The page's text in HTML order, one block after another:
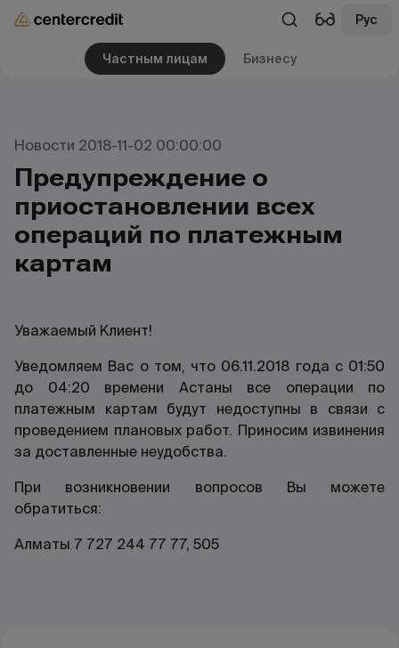
Рус
Частным лицам Бизнесу
Новости 2018-11-02 00:00:00
Предупреждение о
приостановлении всех
операций по платежным
картам
Уважаемый Клиент!
Уведомляем Вас о том, что 06.11.2018 года с 01:50
до 04:20 времени Астаны все операции по
платежным картам будут недоступны в связи с
проведением плановых работ. Приносим извинения
за доставленные неудобства.
При возникновении вопросов Вы можете
обратиться:
Алматы 7 727 244 77 77, 505